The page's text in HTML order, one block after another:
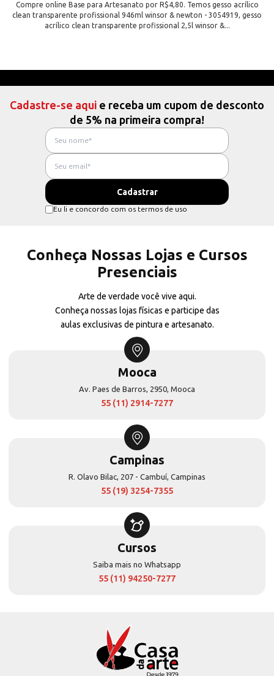
Compre online Base para Artesanato por R$4,80. Temos gesso acrílico
clean transparente profissional 946ml winsor & newton - 3054919, gesso
acrílico clean transparente profissional 2,5l winsor &...
Cadastre-se aqui e receba um cupom de desconto
de 5% na primeira compra!
Eu li e concordo com os termos de uso
Conheça Nossas Lojas e Cursos
Presenciais
Arte de verdade você vive aqui.
Conheça nossas lojas físicas e participe das
aulas exclusivas de pintura e artesanato.
Mooca
Av. Paes de Barros, 2950, Mooca
55 (11) 2914-7277
Campinas
R. Olavo Bilac, 207 - Cambuí, Campinas
55 (19) 3254-7355
Cursos
Saiba mais no Whatsapp
55 (11) 94250-7277